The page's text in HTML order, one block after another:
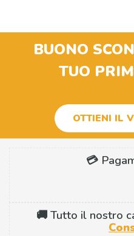
BUONO
TUO
OTTIENI IL
💳
🚚 Tutto il nostro